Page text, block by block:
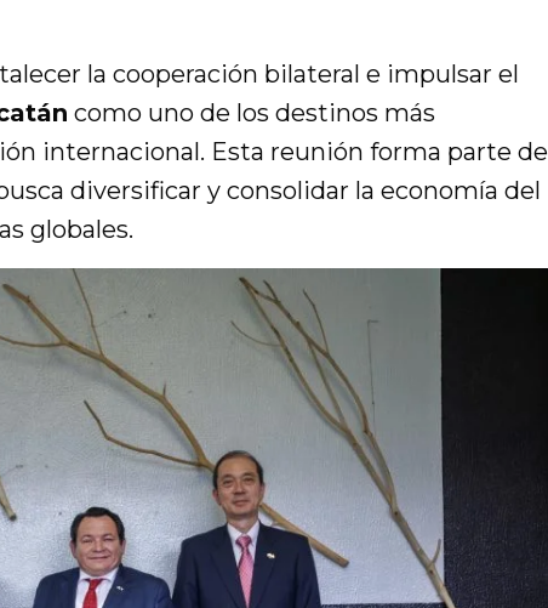
la cooperación bilateral e impulsar el
como uno de los destinos más
internacional. Esta reunión forma parte de
diversificar y consolidar la economía del
globales.